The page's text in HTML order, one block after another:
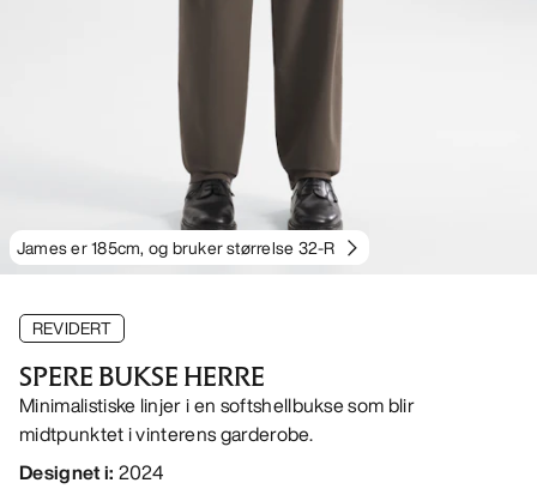
James er 185cm, og bruker størrelse 32-R
REVIDERT
SPERE BUKSE HERRE
Minimalistiske linjer i en softshellbukse som blir
midtpunktet i vinterens garderobe.
Designet i: 2024